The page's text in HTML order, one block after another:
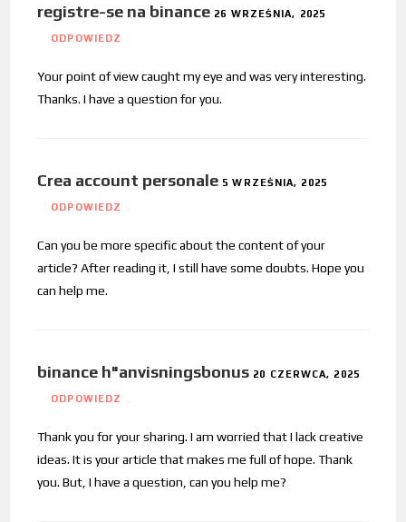
registre-se na binance 26 WRZEŚNIA, 2025
ODPOWIEDZ
Your point of view caught my eye and was very interesting.
Thanks. I have a question for you.
Crea account personale 5 WRZEŚNIA, 2025
ODPOWIEDZ
Can you be more specific about the content of your
article? After reading it, I still have some doubts. Hope you
can help me.
binance h"anvisningsbonus 20 CZERWCA, 2025
ODPOWIEDZ
Thank you for your sharing. I am worried that I lack creative
ideas. It is your article that makes me full of hope. Thank
you. But, I have a question, can you help me?